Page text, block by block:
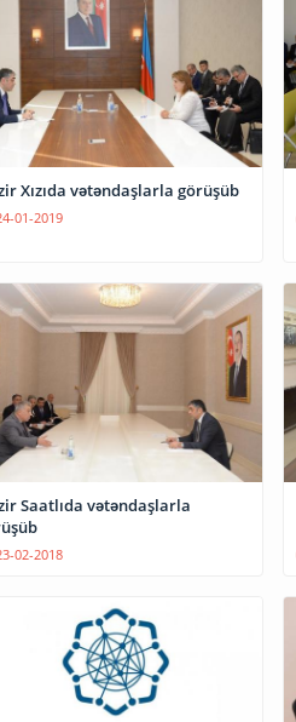
Xızıda vətəndaşlarla görüşüb
01-2019
Saatlıda vətəndaşlarla
02-2018